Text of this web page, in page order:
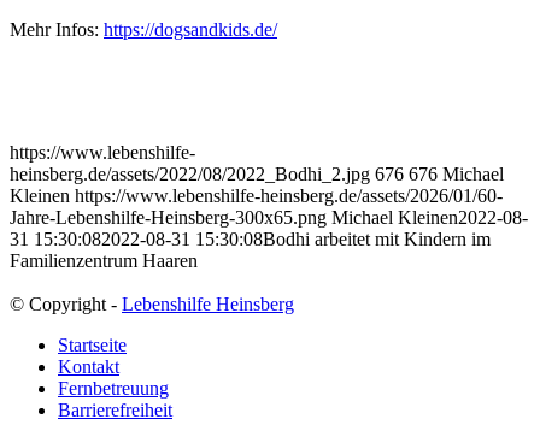
Mehr Infos: https://dogsandkids.de/
https://www.lebenshilfe-
heinsberg.de/assets/2022/08/2022_Bodhi_2.jpg 676 676 Michael
Kleinen https://www.lebenshilfe-heinsberg.de/assets/2026/01/60-
Jahre-Lebenshilfe-Heinsberg-300x65.png Michael Kleinen2022-08-
31 15:30:082022-08-31 15:30:08Bodhi arbeitet mit Kindern im
Familienzentrum Haaren
© Copyright - Lebenshilfe Heinsberg
Startseite
Kontakt
Fernbetreuung
Barrierefreiheit